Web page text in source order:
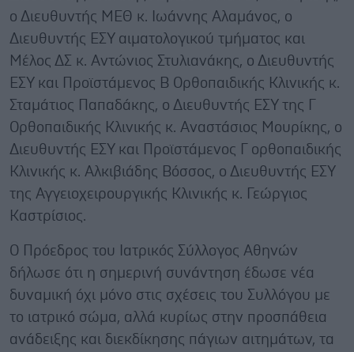
ο Διευθυντής ΜΕΘ κ. Ιωάννης Αλαμάνος, ο
Διευθυντής ΕΣΥ αιματολογικού τμήματος και
Μέλος ΔΣ κ. Αντώνιος Στυλιανάκης, ο Διευθυντής
ΕΣΥ και Προϊστάμενος Β Ορθοπαιδικής Κλινικής κ.
Σταμάτιος Παπαδάκης, ο Διευθυντής ΕΣΥ της Γ
Ορθοπαιδικής Κλινικής κ. Αναστάσιος Μουρίκης, ο
Διευθυντής ΕΣΥ και Προϊστάμενος Γ ορθοπαιδικής
Κλινικής κ. Αλκιβιάδης Βόσσος, ο Διευθυντής ΕΣΥ
της Αγγειοχειρουργικής Κλινικής κ. Γεώργιος
Καστρίσιος.
Ο Πρόεδρος του Ιατρικός Σύλλογος Αθηνών
δήλωσε ότι η σημερινή συνάντηση έδωσε νέα
δυναμική όχι μόνο στις σχέσεις του Συλλόγου με
το ιατρικό σώμα, αλλά κυρίως στην προσπάθεια
ανάδειξης και διεκδίκησης πάγιων αιτημάτων, τα